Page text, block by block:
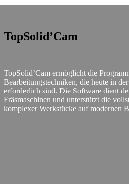
TopSolid’Cam
TopSolid’Cam ermöglicht die
Bearbeitungstechniken, die heute in
erforderlich sind. Die Software dient
Fräsmaschinen und unterstützt die
komplexer Werkstücke auf modernen